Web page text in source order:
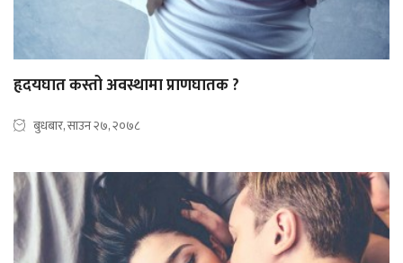
हृदयघात कस्तो अवस्थामा प्राणघातक ?
बुधबार, साउन २७, २०७८